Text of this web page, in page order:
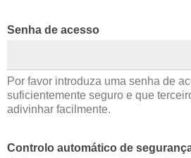
Senha de acesso
Por favor introduza uma senha de
suficientemente seguro e que
adivinhar facilmente.
Controlo automático de